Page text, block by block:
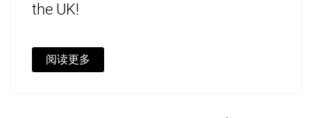
the UK!
阅读更多